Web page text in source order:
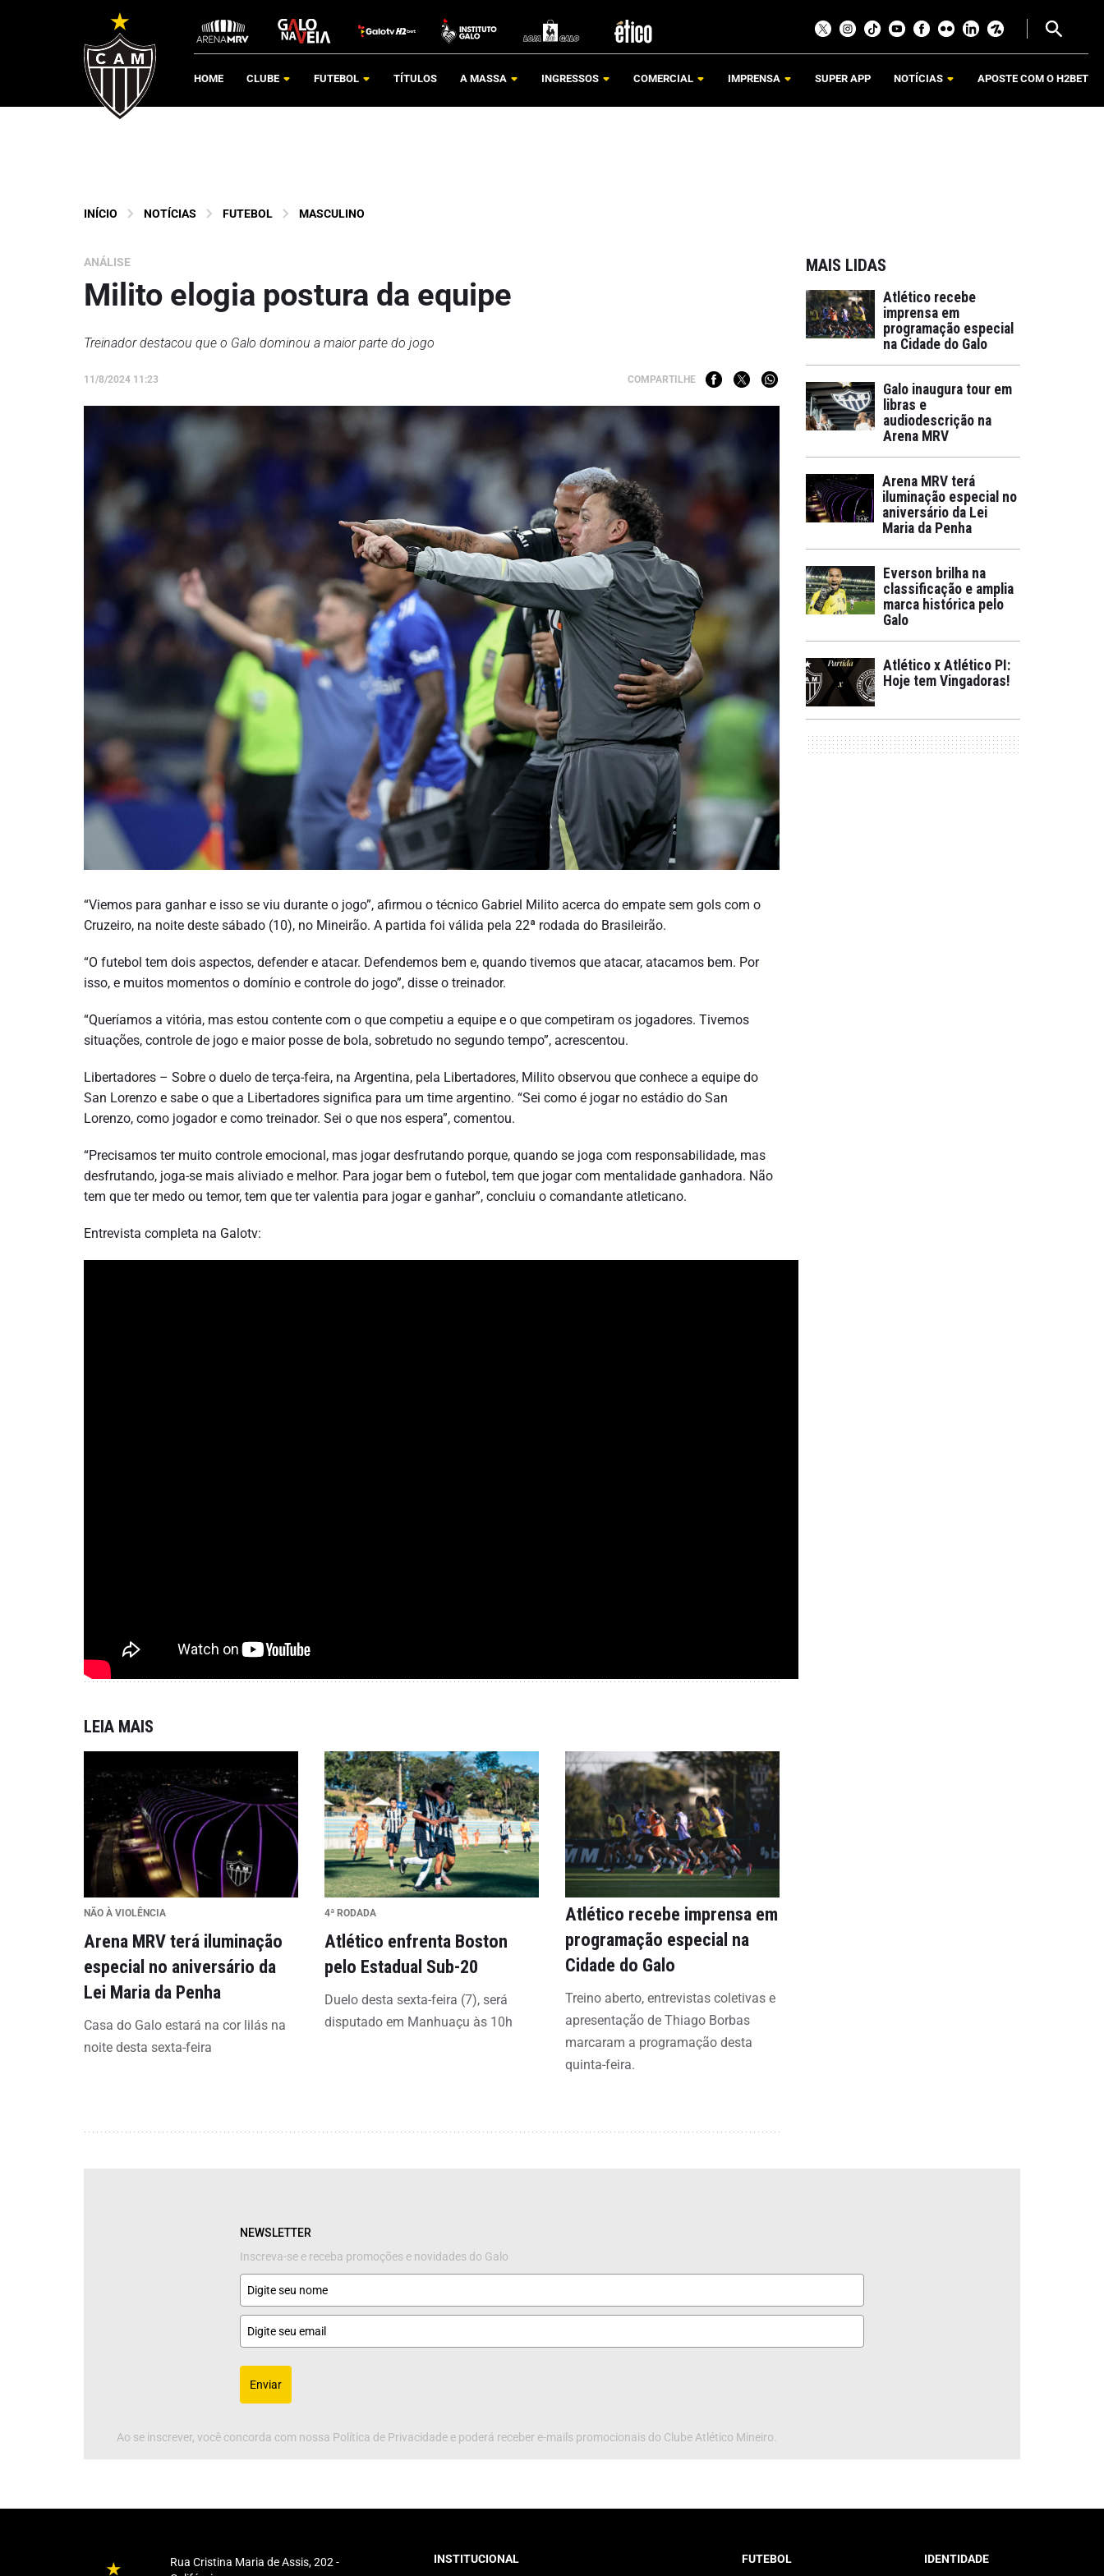
HOME CLUBE FUTEBOL TÍTULOS A MASSA INGRESSOS COMERCIAL IMPRENSA SUPER APP NOTÍCIAS APOSTE COM O H2BET
INÍCIO NOTÍCIAS FUTEBOL MASCULINO
ANÁLISE
Milito elogia postura da equipe
Treinador destacou que o Galo dominou a maior parte do jogo
11/8/2024 11:23 COMPARTILHE
“Viemos para ganhar e isso se viu durante o jogo”, afirmou o técnico Gabriel Milito acerca do empate sem gols com o
Cruzeiro, na noite deste sábado (10), no Mineirão. A partida foi válida pela 22ª rodada do Brasileirão.
“O futebol tem dois aspectos, defender e atacar. Defendemos bem e, quando tivemos que atacar, atacamos bem. Por
isso, e muitos momentos o domínio e controle do jogo”, disse o treinador.
“Queríamos a vitória, mas estou contente com o que competiu a equipe e o que competiram os jogadores. Tivemos
situações, controle de jogo e maior posse de bola, sobretudo no segundo tempo”, acrescentou.
Libertadores – Sobre o duelo de terça-feira, na Argentina, pela Libertadores, Milito observou que conhece a equipe do
San Lorenzo e sabe o que a Libertadores significa para um time argentino. “Sei como é jogar no estádio do San
Lorenzo, como jogador e como treinador. Sei o que nos espera”, comentou.
“Precisamos ter muito controle emocional, mas jogar desfrutando porque, quando se joga com responsabilidade, mas
desfrutando, joga-se mais aliviado e melhor. Para jogar bem o futebol, tem que jogar com mentalidade ganhadora. Não
tem que ter medo ou temor, tem que ter valentia para jogar e ganhar”, concluiu o comandante atleticano.
Entrevista completa na Galotv:
LEIA MAIS
NÃO À VIOLÊNCIA
Arena MRV terá iluminação
especial no aniversário da
Lei Maria da Penha
Casa do Galo estará na cor lilás na
noite desta sexta-feira
4ª RODADA
Atlético enfrenta Boston
pelo Estadual Sub-20
Duelo desta sexta-feira (7), será
disputado em Manhuaçu às 10h
Atlético recebe imprensa em
programação especial na
Cidade do Galo
Treino aberto, entrevistas coletivas e
apresentação de Thiago Borbas
marcaram a programação desta
quinta-feira.
MAIS LIDAS
Atlético recebe
imprensa em
programação especial
na Cidade do Galo
Galo inaugura tour em
libras e
audiodescrição na
Arena MRV
Arena MRV terá
iluminação especial no
aniversário da Lei
Maria da Penha
Everson brilha na
classificação e amplia
marca histórica pelo
Galo
Atlético x Atlético PI:
Hoje tem Vingadoras!
NEWSLETTER
Inscreva-se e receba promoções e novidades do Galo
Enviar
Ao se inscrever, você concorda com nossa Política de Privacidade e poderá receber e-mails promocionais do Clube Atlético Mineiro.
Rua Cristina Maria de Assis, 202 -
INSTITUCIONAL FUTEBOL IDENTIDADE